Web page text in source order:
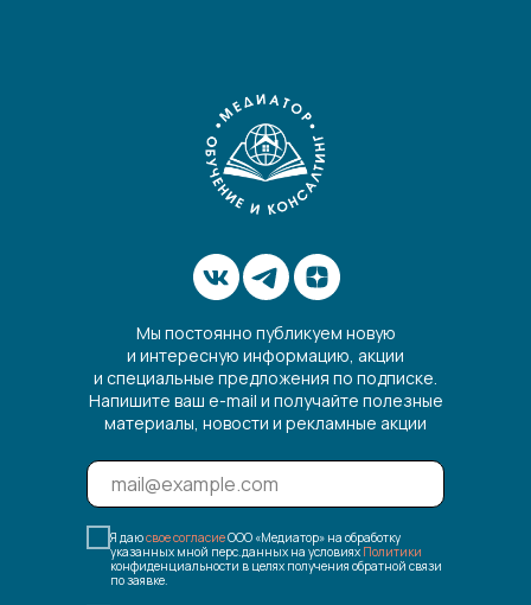
Мы постоянно публикуем новую
и интересную информацию, акции
и специальные предложения по подписке.
Напишите ваш e-mail и получайте полезные
материалы, новости и рекламные акции
Я даюсвое согласиеООО «Медиатор» на обработку
указанных мной перс.данных на условиях Политики
конфиденциальности в целях получения обратной связи
по заявке.